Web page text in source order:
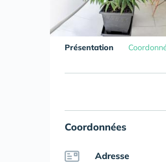
Présentation
Coordonnées
Adresse